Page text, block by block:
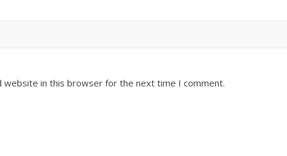
website in this browser for the next time I comment.